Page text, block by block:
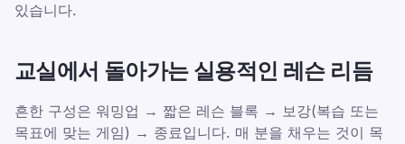
있습니다.
교실에서 돌아가는 실용적인 레슨 리듬
흔한 구성은 워밍업 → 짧은 레슨 블록 → 보강(복습 또는
목표에 맞는 게임) → 종료입니다. 매 분을 채우는 것이 목